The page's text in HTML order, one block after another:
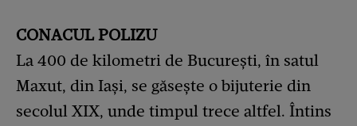
CONACUL POLIZU
La 400 de kilometri de București, în satul
Maxut, din Iași, se găsește o bijuterie din
secolul XIX, unde timpul trece altfel. Întins